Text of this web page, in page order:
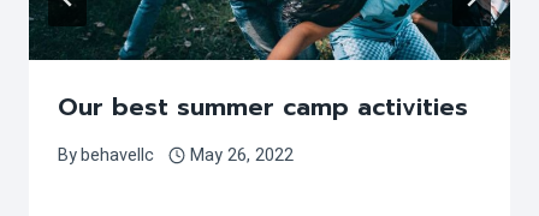
Our best summer camp activities
Bybehavellc May 26, 2022